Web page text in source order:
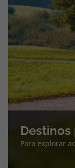
Para explorar